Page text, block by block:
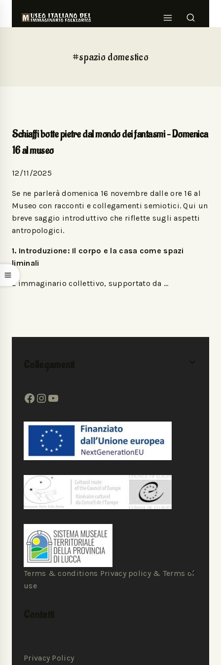
#spazio domestico
Schiaffi botte pietre dal mondo dei fantasmi – Domenica
16 al museo
12/11/2025
Se ne parlerà domenica 16 novembre dalle ore 16 al
Museo con racconti e collegamenti semiotici. Qui un
breve saggio introduttivo che riflette sugli aspetti
antropologici.
1. Introduzione: Il corpo e la casa come spazi
liminali
L’immaginario collettivo, supportato da …
Terms & conditions Privacy policy & Terms of
use
Privacy Policy